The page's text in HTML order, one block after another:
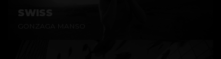
SWISS
GONZAGA MANSO